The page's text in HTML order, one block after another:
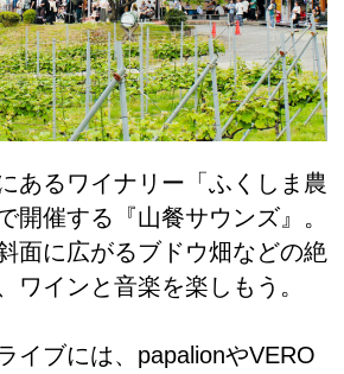
あるワイナリー「ふくしま農
開催する『山餐サウンズ』。
面に広がるブドウ畑などの絶
ワインと音楽を楽しもう。
イブには、papalionやVERO